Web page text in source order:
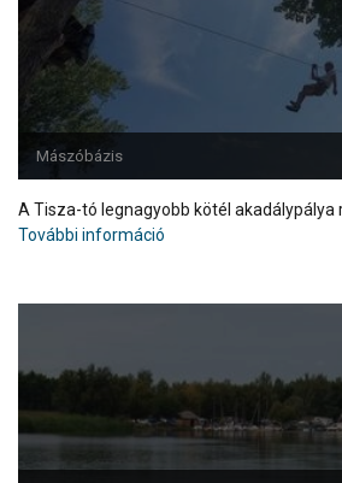
Mászóbázis
A Tisza-tó legnagyobb kötél akadálypálya
További információ